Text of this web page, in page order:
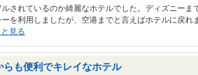
ルされているのか綺麗なホテルでした。ディズニーま
を利用しましたが、空港までと言えばホテルに戻れ
見る
らも便利でキレイなホテル